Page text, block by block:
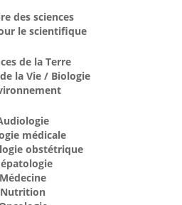
des sciences
le scientifique
de la Terre
la Vie / Biologie
médicale
obstétrique
Médecine
Nutrition